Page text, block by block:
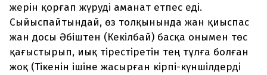
жерін қорғап жүруді аманат етпес еді.
Сыйыспайтындай, өз толқынында жан қиыспас
жан досы Әбіштен (Кекілбай) басқа онымен төс
қағыстырып, иық тірестіретін тең тұлға болған
жоқ (Тікенін ішіне жасырған кірпі-күншілдерді